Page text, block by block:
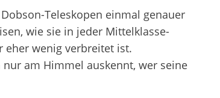
Teleskopen einmal genauer
wie sie in jeder Mittelklasse-
eher wenig verbreitet ist.
am Himmel auskennt, wer seine